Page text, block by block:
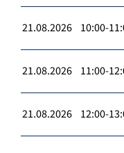
21.08.2026 10:00-
21.08.2026 11:00-
21.08.2026 12:00-